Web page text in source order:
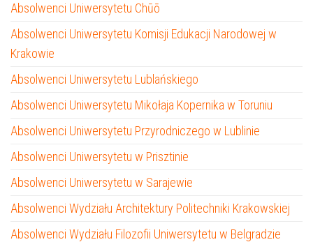
Absolwenci Uniwersytetu Chūō
Absolwenci Uniwersytetu Komisji Edukacji Narodowej w
Krakowie
Absolwenci Uniwersytetu Lublańskiego
Absolwenci Uniwersytetu Mikołaja Kopernika w Toruniu
Absolwenci Uniwersytetu Przyrodniczego w Lublinie
Absolwenci Uniwersytetu w Prisztinie
Absolwenci Uniwersytetu w Sarajewie
Absolwenci Wydziału Architektury Politechniki Krakowskiej
Absolwenci Wydziału Filozofii Uniwersytetu w Belgradzie